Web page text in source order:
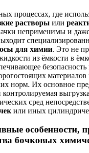
процессах, где
растворы или
неприменимы и
для химии. Это не
из ёмкости в
безопасность
норм. Их основное
сред
или иных
особенности,
бочковых